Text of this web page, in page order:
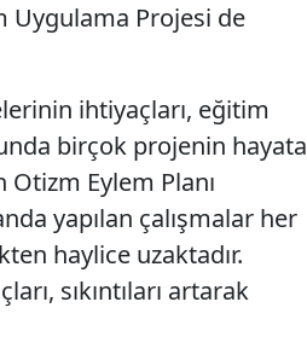
Kars
Kayseri
Kırklareli
Kırşehir
Kocaeli
Uygulama Projesi de
ihtiyaçları, eğitim
birçok projenin hayata
Otizm Eylem Planı
yapılan çalışmalar her
haylice uzaktadır.
sıkıntıları artarak